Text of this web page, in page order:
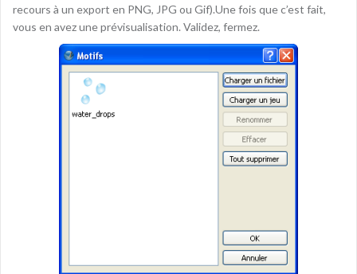
recours à un export en PNG, JPG ou Gif).Une fois que c’est fait,
vous en avez une prévisualisation. Validez, fermez.